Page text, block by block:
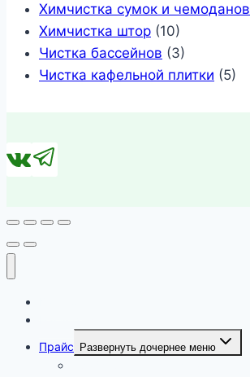
Химчистка сумок и чемоданов
Химчистка штор (10)
Чистка бассейнов (3)
Чистка кафельной плитки (5)
Прайс
Развернуть дочернее меню